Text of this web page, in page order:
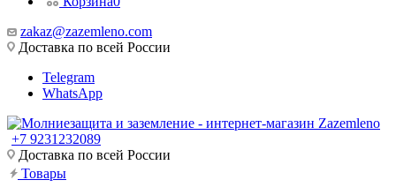
zakaz@zazemleno.com
Доставка по всей России
Telegram
WhatsApp
+7 9231232089
Доставка по всей России
Товары